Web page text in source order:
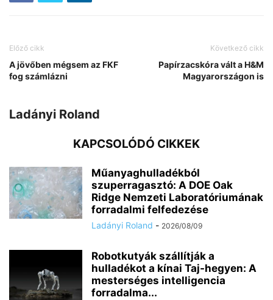
Előző cikk
A jövőben mégsem az FKF
fog számlázni
Következő cikk
Papírzacskóra vált a H&M
Magyarországon is
Ladányi Roland
KAPCSOLÓDÓ CIKKEK
Műanyaghulladékból
szuperragasztó: A DOE Oak
Ridge Nemzeti Laboratóriumának
forradalmi felfedezése
Ladányi Roland - 2026/08/09
Robotkutyák szállítják a
hulladékot a kínai Taj-hegyen: A
mesterséges intelligencia
forradalma...